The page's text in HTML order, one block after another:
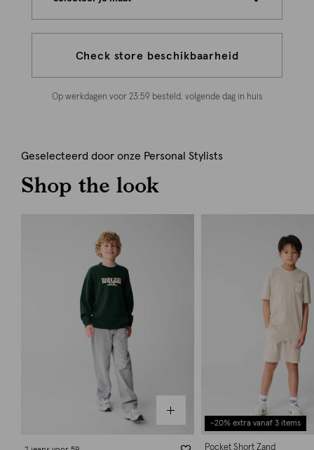
Check store beschikbaarheid
Op werkdagen voor 23:59 besteld, volgende dag in huis
Geselecteerd door onze Personal Stylists
Shop the look
-20% extra vanaf 3 items
Pocket Short Zand